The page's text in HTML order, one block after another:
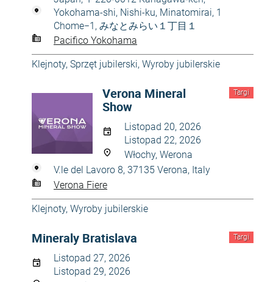
Yokohama-shi, Nishi-ku, Minatomirai, 1
Chome−1, みなとみらい１丁目１
Pacifico Yokohama
Klejnoty, Sprzęt jubilerski, Wyroby jubilerskie
Targi
Verona Mineral
Show
Listopad 20, 2026
Listopad 22, 2026
Włochy, Werona
V.le del Lavoro 8, 37135 Verona, Italy
Verona Fiere
Klejnoty, Wyroby jubilerskie
Targi
Mineraly Bratislava
Listopad 27, 2026
Listopad 29, 2026